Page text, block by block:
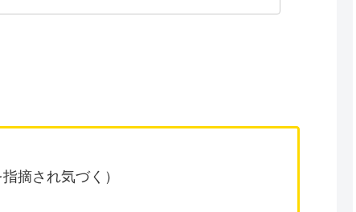
摘され気づく）